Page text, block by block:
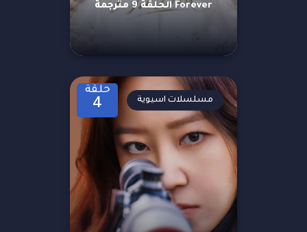
Forever الحلقة 9 مترجمة
حلقة
4 مسلسلات اسيوية